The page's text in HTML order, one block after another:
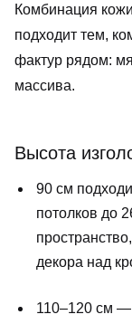
Комбинация
подходит тем,
фактур рядом:
массива.
Высота
90 см
потолков до
декора над
110–120 см —